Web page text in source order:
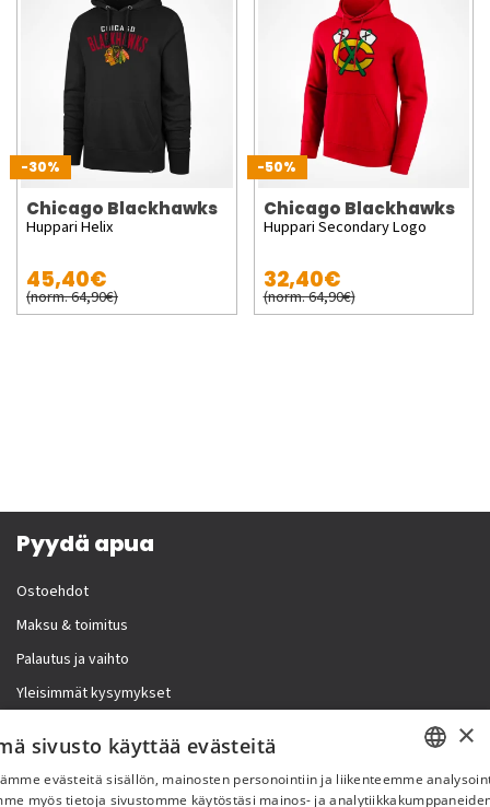
-30%
Chicago Blackhawks
Huppari Helix
45,40€
(norm. 64,90€)
-50%
Chicago Blackhawks
Huppari Secondary Logo
32,40€
(norm. 64,90€)
Pyydä apua
Ostoehdot
Maksu & toimitus
Palautus ja vaihto
Yleisimmät kysymykset
Lisää meistä
Yritystiedot
×
sivusto käyttää evästeitä
evästeitä sisällön, mainosten personointiin ja liikenteemme
myös tietoja sivustomme käytöstäsi mainos- ja